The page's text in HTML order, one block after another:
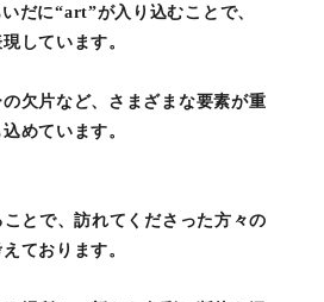
だに“art”が入り込むことで、
しています。
欠片など、さまざまな要素が重
めています。
とで、訪れてくださった方々の
ております。